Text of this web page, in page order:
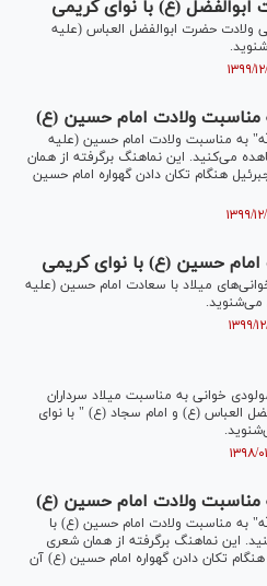
(ع) با نوای کریمی
ولادت حضرت ابوالفضل العباس (علیه
مناسبت ولادت امام حسین (ع)
به مناسبت ولادت امام حسین (علیه
می‌کنید. این نماهنگ برگرفته از همان
هنگام تکان دادن گهواره امام حسین
حسین (ع) با نوای کریمی
میلاد با سعادت امام حسین (علیه
می‌شنوید.
خوانی به مناسبت میلاد سرداران
العباس (ع) و امام سجاد (ع) " با نوای
مناسبت ولادت امام حسین (ع)
به مناسبت ولادت امام حسین (ع) با
این نماهنگ برگرفته از همان شعری
تکان دادن گهواره امام حسین (ع) آن